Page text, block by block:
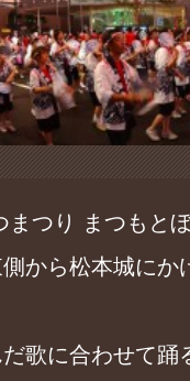
つり まつもと
から松本城に
歌に合わせて踊